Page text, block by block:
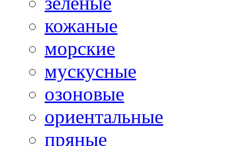
кожаные
морские
мускусные
озоновые
ориентальные
пряные